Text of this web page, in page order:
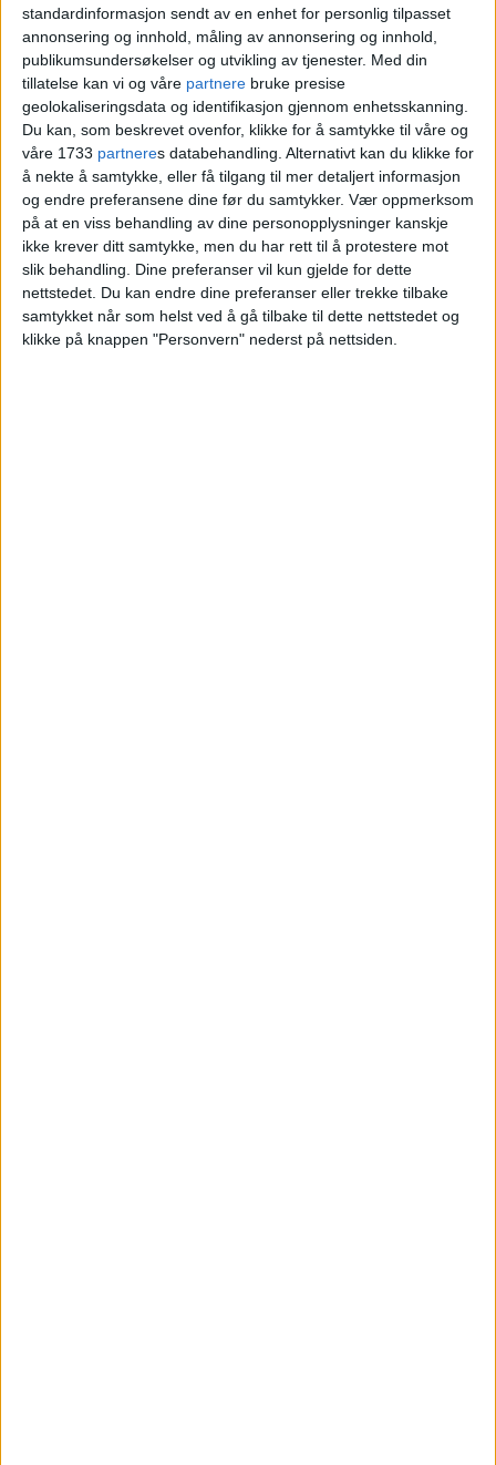
standardinformasjon sendt av en enhet for personlig tilpasset
annonsering og innhold, måling av annonsering og innhold,
publikumsundersøkelser og utvikling av tjenester. Med din
tillatelse kan vi og våre partnere bruke presise
geolokaliseringsdata og identifikasjon gjennom enhetsskanning.
Du kan, som beskrevet ovenfor, klikke for å samtykke til våre og
våre 1733 partneres databehandling. Alternativt kan du klikke for
å nekte å samtykke, eller få tilgang til mer detaljert informasjon
og endre preferansene dine før du samtykker. Vær oppmerksom
på at en viss behandling av dine personopplysninger kanskje
ikke krever ditt samtykke, men du har rett til å protestere mot
slik behandling. Dine preferanser vil kun gjelde for dette
nettstedet. Du kan endre dine preferanser eller trekke tilbake
samtykket når som helst ved å gå tilbake til dette nettstedet og
klikke på knappen "Personvern" nederst på nettsiden.
forskjeller i diagnostiseringen.
Nærmer seg en
firedobling
I Oslo har andelen barn i grunnskolen
som får behandling for en diagnose på
autismespekteret økt med 265 prosent fra
2014 til 2024, altså nærmer det seg en